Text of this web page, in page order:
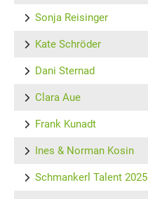
Sonja Reisinger
Kate Schröder
Dani Sternad
Clara Aue
Frank Kunadt
Ines & Norman Kosin
Schmankerl Talent 2025